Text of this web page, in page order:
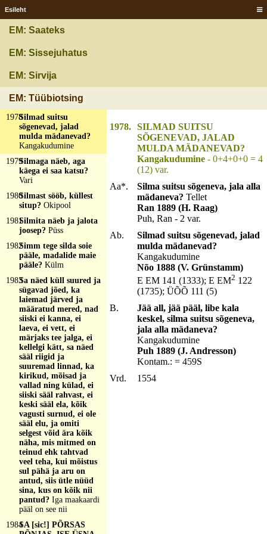
Esileht
EM: Saateks
EM: Sissejuhatus
EM: Sirvija
EM: Tüübiotsing
Kaev
1976Sile puu, vile puu
Ägi
käpä' ku
kääriperäkese', kõrva'
ku kõolehekese', hand
ku siidilint?Kass
1978Silmad suitsu
sõgenevad, jalad
mulda mädanevad?
Kangakudumine
1979Silmaga näeb, aga
käega ei saa katsu?
Vari
1980Silmast sööb, küllest
situp? Okipool
1981Silmita näeb ja jalota
joosep? Püss
1982Simm tege silda soie
pääle, madalide maie
pääle? Külm
1983Sa näed küll suured ja
sügavad jõed, ka
laiemad järved ja
määratud mered, nad
siiski ei kanna, ei
laeva, ei vett, ei
märjaks tee jalga, ei
kellelgi kätt, sa näed
sääl riigid ja
suuremad linnad, ka
kirikud, mõisad ja
vallad ning külad, ei
siiski sääl rahvast, ei
keski sääl ela, kõik
vagusti surnud, ei ole
sääl elu, ja omiti
selgest võid ära kõik
näha, mis mitmed on
teinud ehk tahtvad
veel teha, kui mõistus
sul pähä ja aru on
antud, siis ütle nüüd
sina, kus on kõik nii
pantud? Iga maakaardi
pääl on see nii
1984SA [sic!] PÕRSAS
1978. SILMAD SUITSU
SÕGENEVAD, JALAD
MULDA MÄDANEVAD?
Kangakudumine - 0+4+0+0 = 4
(12) var.
Aa*.
Silma suitsu sõgeneva, jala alla
mädaneva?Tellet
Ran 1889 (H. Raag)
Puh, Ran - 2 var.
Ab.
Silmad suitsu sõgenevad, jalad
mulda mädanevad?
Kangakudumine
Nõo 1888 (V. Grünstamm)
E EM 141 (1333); E EM2 122
(1735); ÜÕÕ 111 (5)
B.
Jää all, jää pääl, libe kala
keskel, silma suitsu sõgeneva,
jala alla mädaneva?
Kangakudumine
Puh 1889 (J. Andresson)
Kontam.: = 459S
Vrd.
1554